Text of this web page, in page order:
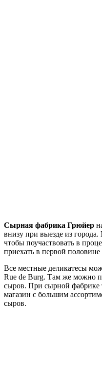
Сырная фабрика Грюйер
внизу при выезде из
чтобы поучаствовать в
приехать в первой половине
Все местные деликатесы
Rue de Burg. Там же можно
сыров. При сырной фабрике
магазин с большим
сыров.